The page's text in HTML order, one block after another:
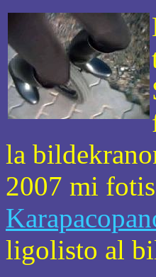
la
2007 mi
ligolisto al